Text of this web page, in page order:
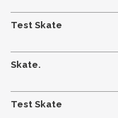
Test Skate
Skate.
Test Skate